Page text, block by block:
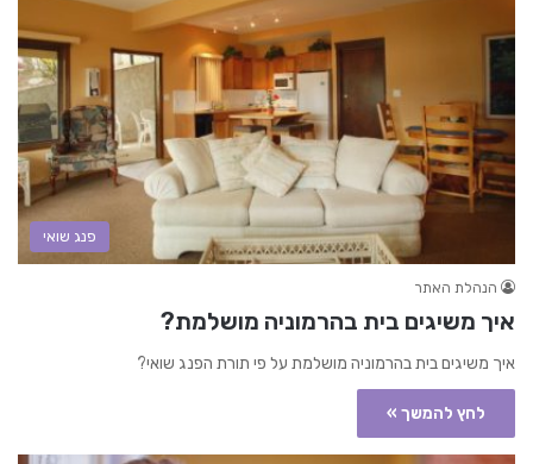
פנג שואי
הנהלת האתר
איך משיגים בית בהרמוניה מושלמת?
איך משיגים בית בהרמוניה מושלמת על פי תורת הפנג שואי?
לחץ להמשך »